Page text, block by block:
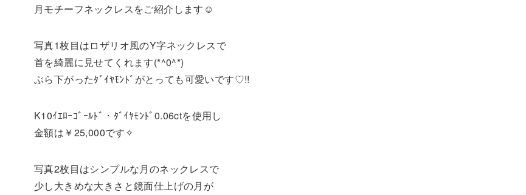
月モチーフネックレスをご紹介します☺
写真1枚目はロザリオ風のY字ネックレスで
首を綺麗に見せてくれます(*^0^*)
ぶら下がったﾀﾞｲﾔﾓﾝﾄﾞがとっても可愛いです♡!!
K10ｲｴﾛｰｺﾞｰﾙﾄﾞ・ﾀﾞｲﾔﾓﾝﾄﾞ0.06ctを使用し
金額は￥25,000です✧
写真2枚目はシンプルな月のネックレスで
少し大きめな大きさと鏡面仕上げの月が